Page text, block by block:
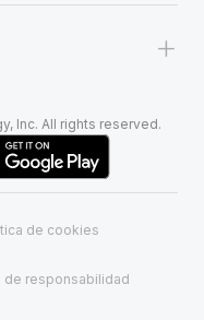
+
Inc. All rights reserved.
de cookies
de responsabilidad